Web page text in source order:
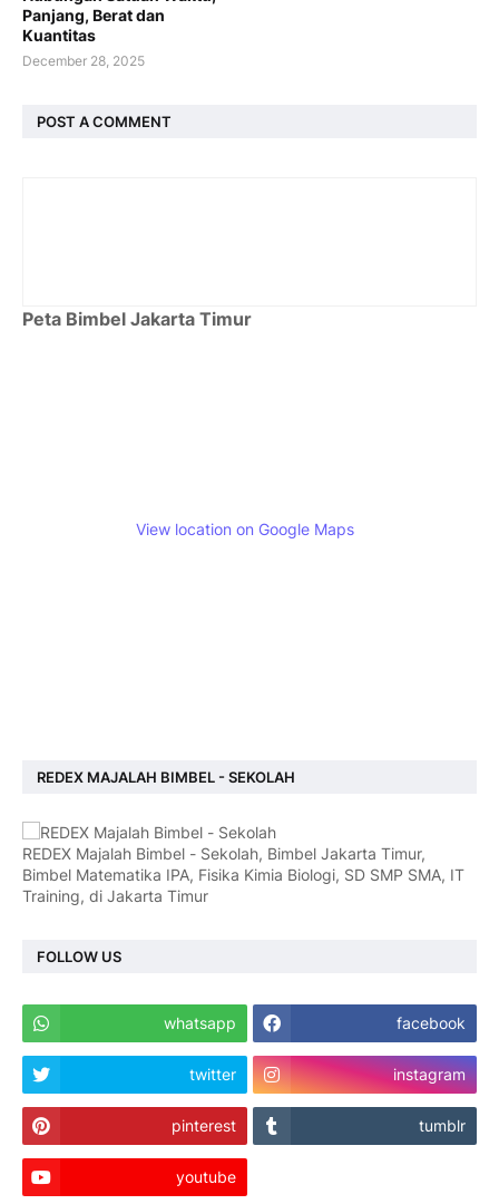
Panjang, Berat dan
Kuantitas
December 28, 2025
POST A COMMENT
Peta Bimbel Jakarta Timur
View location on Google Maps
REDEX MAJALAH BIMBEL - SEKOLAH
REDEX Majalah Bimbel - Sekolah, Bimbel Jakarta Timur,
Bimbel Matematika IPA, Fisika Kimia Biologi, SD SMP SMA, IT
Training, di Jakarta Timur
FOLLOW US
whatsapp facebook
twitter instagram
pinterest tumblr
youtube